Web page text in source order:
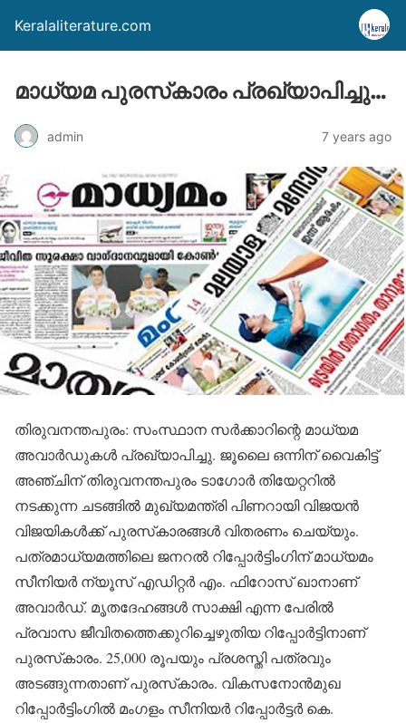
Keralaliterature.com
മാധ്യമ പുരസ്‌കാരം പ്രഖ്യാപിച്ചു…
admin 7 years ago
തിരുവനന്തപുരം: സംസ്ഥാന സര്‍ക്കാറിന്റെ മാധ്യമ
അവാര്‍ഡുകള്‍ പ്രഖ്യാപിച്ചു. ജൂലൈ ഒന്നിന് വൈകിട്ട്
അഞ്ചിന് തിരുവനന്തപുരം ടാഗോര്‍ തിയേറ്ററില്‍
നടക്കുന്ന ചടങ്ങില്‍ മുഖ്യമന്ത്രി പിണറായി വിജയന്‍
വിജയികള്‍ക്ക് പുരസ്‌കാരങ്ങള്‍ വിതരണം ചെയ്യും.
പത്രമാധ്യമത്തിലെ ജനറല്‍ റിപ്പോര്‍ട്ടിംഗിന് മാധ്യമം
സീനിയര്‍ ന്യൂസ് എഡിറ്റര്‍ എം. ഫിറോസ് ഖാനാണ്
അവാര്‍ഡ്. മൃതദേഹങ്ങള്‍ സാക്ഷി എന്ന പേരില്‍
പ്രവാസ ജീവിതത്തെക്കുറിച്ചെഴുതിയ റിപ്പോര്‍ട്ടിനാണ്
പുരസ്‌കാരം. 25,000 രൂപയും പ്രശസ്തി പത്രവും
അടങ്ങുന്നതാണ് പുരസ്‌കാരം. വികസനോന്‍മുഖ
റിപ്പോര്‍ട്ടിംഗില്‍ മംഗളം സീനിയര്‍ റിപ്പോര്‍ട്ടര്‍ കെ.